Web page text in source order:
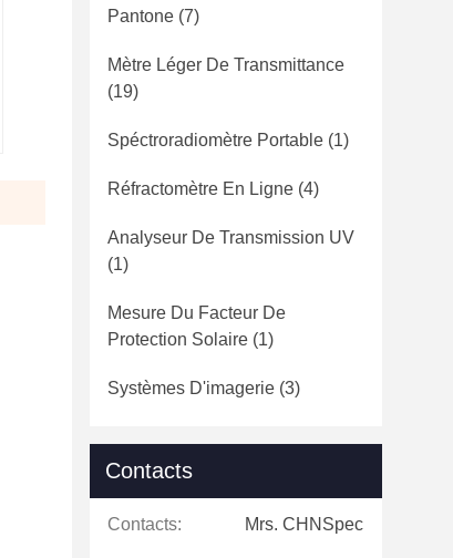
Pantone (7)
Mètre Léger De Transmittance
(19)
Spéctroradiomètre Portable (1)
Réfractomètre En Ligne (4)
Analyseur De Transmission UV
(1)
Mesure Du Facteur De
Protection Solaire (1)
Systèmes D'imagerie (3)
Contacts
Contacts: Mrs. CHNSpec